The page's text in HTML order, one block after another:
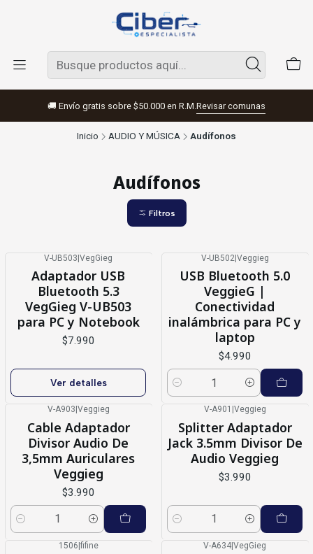
🚚 Envío gratis sobre $50.000 en R.M. Revisar comunas
Inicio AUDIO Y MÚSICA Audífonos
Audífonos
Filtros
V-UB503|VegGieg
Adaptador USB
Bluetooth 5.3
VegGieg V-UB503
para PC y Notebook
$7.990
Ver detalles
V-UB502|Veggieg
USB Bluetooth 5.0
VeggieG |
Conectividad
inalámbrica para PC y
laptop
$4.990
Cantidad
V-A903 Veggieg
Cable Adaptador
Divisor Audio De
3,5mm Auriculares
Veggieg
$3.990
Cantidad
V-A901 Veggieg
Splitter Adaptador
Jack 3.5mm Divisor De
Audio Veggieg
$3.990
Cantidad
1506|fifine V-A634|VegGieg